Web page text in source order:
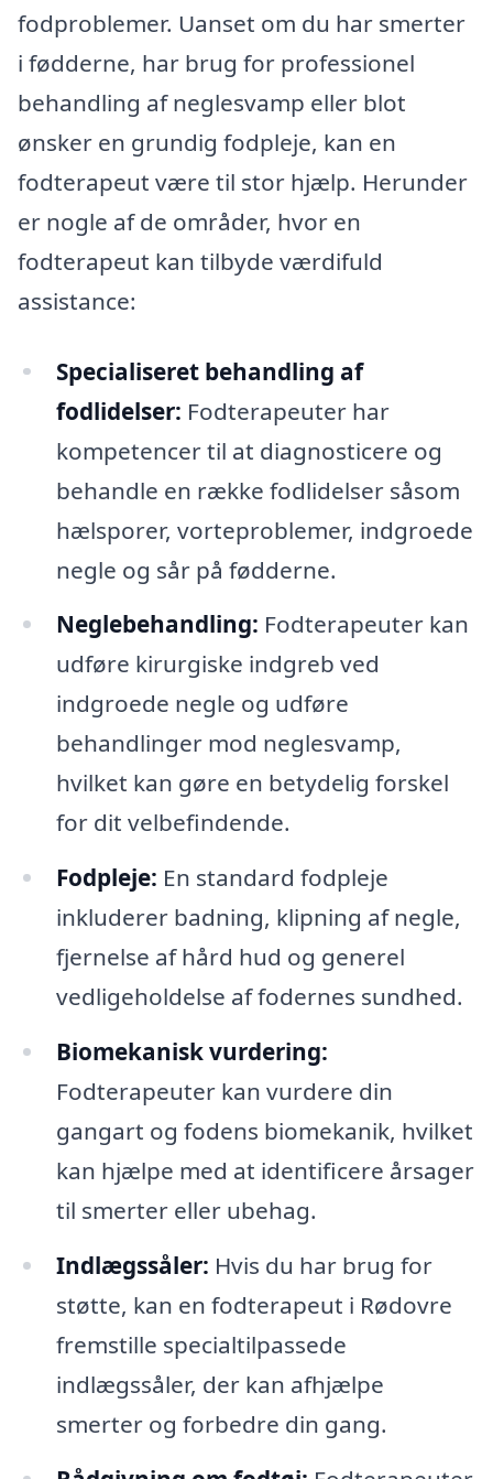
fodproblemer. Uanset om du har smerter
i fødderne, har brug for professionel
behandling af neglesvamp eller blot
ønsker en grundig fodpleje, kan en
fodterapeut være til stor hjælp. Herunder
er nogle af de områder, hvor en
fodterapeut kan tilbyde værdifuld
assistance:
Specialiseret behandling af
fodlidelser: Fodterapeuter har
kompetencer til at diagnosticere og
behandle en række fodlidelser såsom
hælsporer, vorteproblemer, indgroede
negle og sår på fødderne.
Neglebehandling: Fodterapeuter kan
udføre kirurgiske indgreb ved
indgroede negle og udføre
behandlinger mod neglesvamp,
hvilket kan gøre en betydelig forskel
for dit velbefindende.
Fodpleje: En standard fodpleje
inkluderer badning, klipning af negle,
fjernelse af hård hud og generel
vedligeholdelse af fodernes sundhed.
Biomekanisk vurdering:
Fodterapeuter kan vurdere din
gangart og fodens biomekanik, hvilket
kan hjælpe med at identificere årsager
til smerter eller ubehag.
Indlægssåler: Hvis du har brug for
støtte, kan en fodterapeut i Rødovre
fremstille specialtilpassede
indlægssåler, der kan afhjælpe
smerter og forbedre din gang.